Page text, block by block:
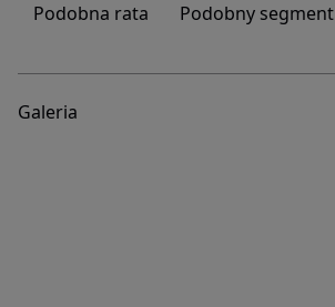
Podobna rata Podobny segment
Galeria